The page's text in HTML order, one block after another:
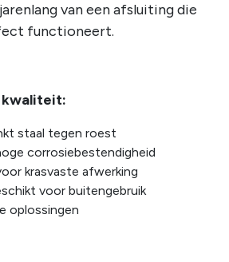
van een afsluiting die
functioneert.
kwaliteit:
staal tegen roest
corrosiebestendigheid
krasvaste afwerking
voor buitengebruik
oplossingen